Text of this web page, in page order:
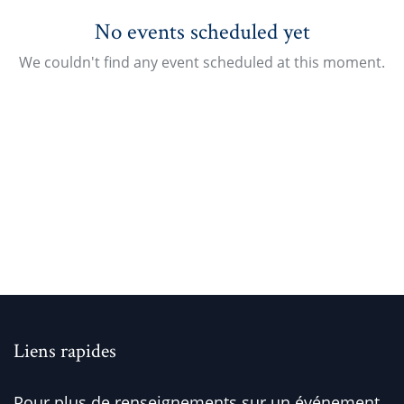
No events scheduled yet
We couldn't find any event scheduled at this moment.
Liens rapides